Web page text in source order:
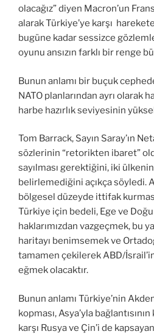
olacağız” diyen Macron’un
alarak Türkiye’ye karşı
bugüne kadar sessizce
oyunu ansızın farklı bir renge
Bunun anlamı bir buçuk
NATO planlarından ayrı olarak
harbe hazırlık seviyesinin
Tom Barrack, Sayın Saray’ın
sözlerinin “retorikten ibaret”
sayılması gerektiğini, iki
belirlemediğini açıkça söyledi.
bölgesel düzeyde ittifak
Türkiye için bedeli, Ege ve
haklarımızdan vazgeçmek, bu
haritayı benimsemek ve
tamamen çekilerek ABD/
eğmek olacaktır.
Bunun anlamı Türkiye’nin
kopması, Asya’yla
karşı Rusya ve Çin’i de